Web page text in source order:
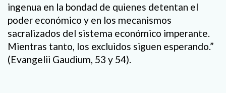
ingenua en la bondad de quienes detentan el
poder económico y en los mecanismos
sacralizados del sistema económico imperante.
Mientras tanto, los excluidos siguen esperando.”
(Evangelii Gaudium, 53 y 54).